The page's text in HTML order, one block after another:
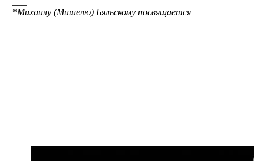
*Михаилу (Мишелю) Бяльскому посвящается